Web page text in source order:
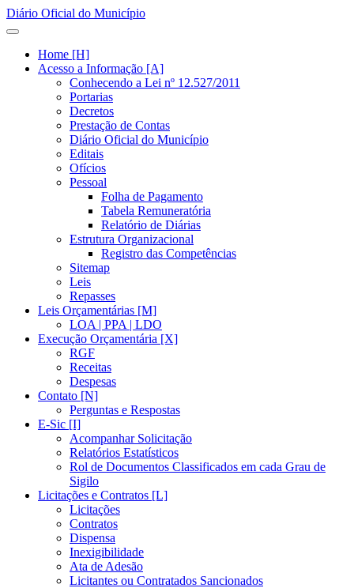
Diário Oficial do Município
Home [H]
Acesso a Informação [A]
Conhecendo a Lei nº 12.527/2011
Portarias
Decretos
Prestação de Contas
Diário Oficial do Município
Editais
Ofícios
Pessoal
Folha de Pagamento
Tabela Remuneratória
Relatório de Diárias
Estrutura Organizacional
Registro das Competências
Sitemap
Leis
Repasses
Leis Orçamentárias [M]
LOA | PPA | LDO
Execução Orçamentária [X]
RGF
Receitas
Despesas
Contato [N]
Perguntas e Respostas
E-Sic [I]
Acompanhar Solicitação
Relatórios Estatísticos
Rol de Documentos Classificados em cada Grau de
Sigilo
Licitações e Contratos [L]
Licitações
Contratos
Dispensa
Inexigibilidade
Ata de Adesão
Licitantes ou Contratados Sancionados